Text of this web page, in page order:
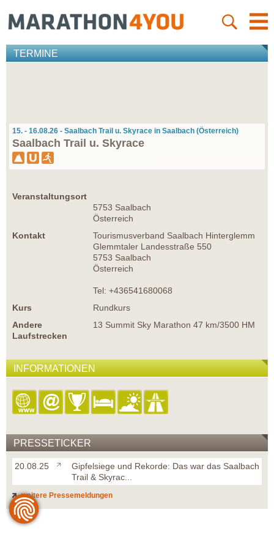
TERMINE
15. - 16.08.26 - Saalbach Trail u. Skyrace in Saalbach (Österreich)
Saalbach Trail u. Skyrace
Veranstaltungsort
5753 Saalbach
Österreich
Kontakt
Tourismusverband Saalbach Hinterglemm
Glemmtaler Landesstraße 550
5753 Saalbach
Österreich
Tel: +436541680068
Kurs
Rundkurs
Andere
Laufstrecken
13 Summit Sky Marathon 47 km/3500 HM
INFORMATIONEN
PRESSETICKER
20.08.25
Gipfelsiege und Rekorde: Das war das Saalbach
Trail & Skyrac...
weitere Pressemeldungen